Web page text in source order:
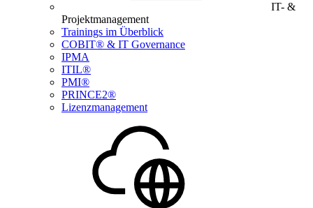
IT- &
Projektmanagement
Trainings im Überblick
COBIT® & IT Governance
IPMA
ITIL®
PMI®
PRINCE2®
Lizenzmanagement